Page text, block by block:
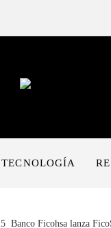
Banco Ficohsa lanza